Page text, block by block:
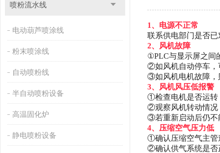
喷粉流水线
电动葫芦喷涂线
粉末喷涂线
自动喷粉线
半自动喷粉设备
高温固化炉
静电喷粉设备
1、电源不正常
联系供电部门是否已
2、风机故障
①PLC与显示屏之间
②如风机自动停车，
③如风机电机故障，
3、风机风压低报警
①检查电机是否运转
②观察风机转动情况
③若重新启动后仍不
4、压缩空气压力低
①确认压缩空气主管
②确认供气系统是否